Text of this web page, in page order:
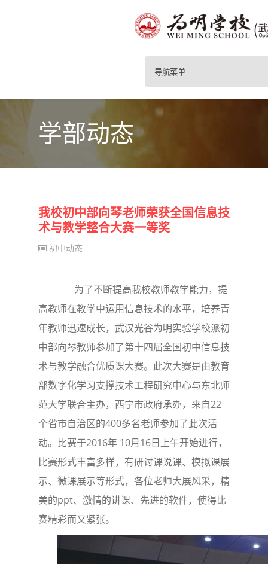
导航菜单
学部动态
我校初中部向琴老师荣获全国信息技
术与教学整合大赛一等奖
初中动态
为了不断提高我校教师教学能力，提
高教师在教学中运用信息技术的水平，培养青
年教师迅速成长，武汉光谷为明实验学校派初
中部向琴教师参加了第十四届全国初中信息技
术与教学融合优质课大赛。此次大赛是由教育
部数字化学习支撑技术工程研究中心与东北师
范大学联合主办，西宁市政府承办，来自22
个省市自治区的400多名老师参加了此次活
动。比赛于2016年 10月16日上午开始进行，
比赛形式丰富多样，有研讨课说课、模拟课展
示、微课展示等形式，各位老师大展风采，精
美的ppt、激情的讲课、先进的软件，使得比
赛精彩而又紧张。